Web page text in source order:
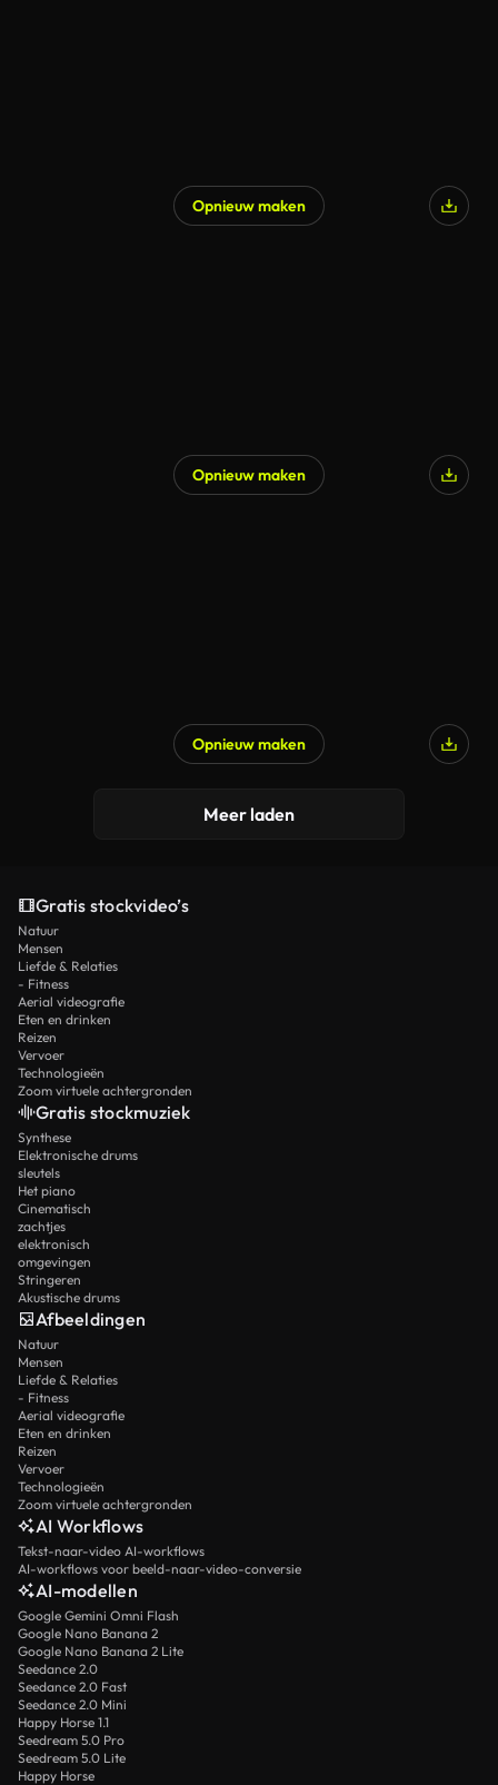
Opnieuw maken
Opnieuw maken
Opnieuw maken
Meer laden
Gratis stockvideo’s
Natuur
Mensen
Liefde & Relaties
- Fitness
Aerial videografie
Eten en drinken
Reizen
Vervoer
Technologieën
Zoom virtuele achtergronden
Gratis stockmuziek
Synthese
Elektronische drums
sleutels
Het piano
Cinematisch
zachtjes
elektronisch
omgevingen
Stringeren
Akustische drums
Afbeeldingen
Natuur
Mensen
Liefde & Relaties
- Fitness
Aerial videografie
Eten en drinken
Reizen
Vervoer
Technologieën
Zoom virtuele achtergronden
AI Workflows
Tekst-naar-video AI-workflows
AI-workflows voor beeld-naar-video-conversie
AI-modellen
Google Gemini Omni Flash
Google Nano Banana 2
Google Nano Banana 2 Lite
Seedance 2.0
Seedance 2.0 Fast
Seedance 2.0 Mini
Happy Horse 1.1
Seedream 5.0 Pro
Seedream 5.0 Lite
Happy Horse